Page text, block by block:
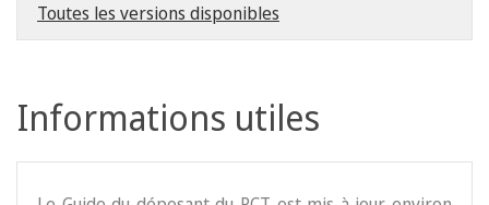
Toutes les versions disponibles
Informations utiles